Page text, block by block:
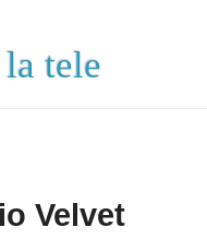
tele
Velvet